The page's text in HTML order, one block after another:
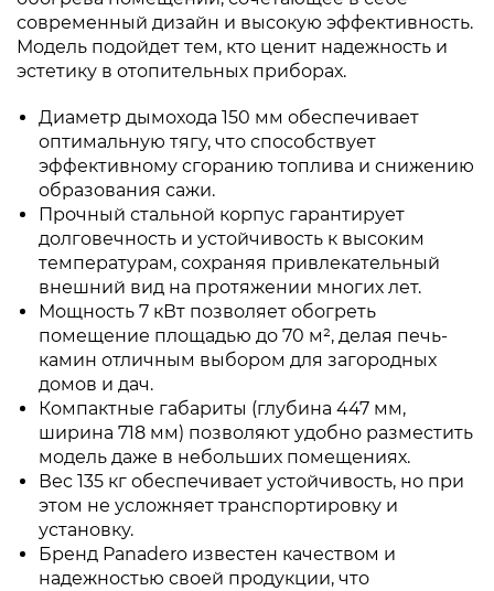
современный дизайн и высокую эффективность.
Модель подойдет тем, кто ценит надежность и
эстетику в отопительных приборах.
Диаметр дымохода 150 мм обеспечивает
оптимальную тягу, что способствует
эффективному сгоранию топлива и снижению
образования сажи.
Прочный стальной корпус гарантирует
долговечность и устойчивость к высоким
температурам, сохраняя привлекательный
внешний вид на протяжении многих лет.
Мощность 7 кВт позволяет обогреть
помещение площадью до 70 м², делая печь-
камин отличным выбором для загородных
домов и дач.
Компактные габариты (глубина 447 мм,
ширина 718 мм) позволяют удобно разместить
модель даже в небольших помещениях.
Вес 135 кг обеспечивает устойчивость, но при
этом не усложняет транспортировку и
установку.
Бренд Panadero известен качеством и
надежностью своей продукции, что